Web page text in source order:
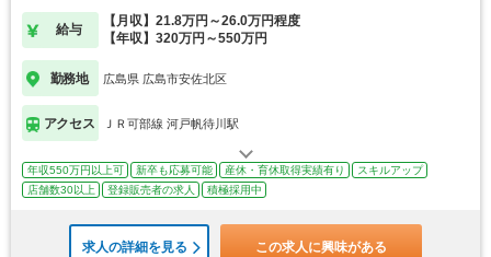
給与
【月収】21.8万円～26.0万円程度
【年収】320万円～550万円
勤務地 広島県 広島市安佐北区
アクセス ＪＲ可部線 河戸帆待川駅
年収550万円以上可 新卒も応募可能 産休・育休取得実績有り
スキルアップ
店舗数30以上
登録販売者の求人 積極採用中
求人の詳細を見る この求人に興味がある